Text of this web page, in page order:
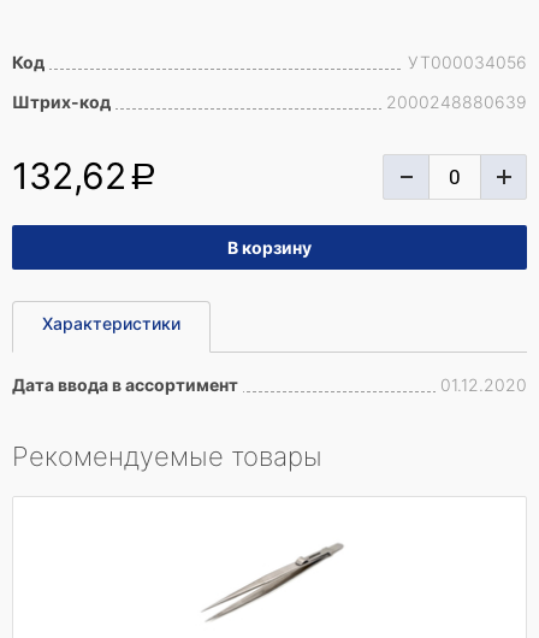
Код
УТ000034056
Штрих-код
2000248880639
132,62 a
Характеристики
Дата ввода в ассортимент 01.12.2020
Рекомендуемые товары